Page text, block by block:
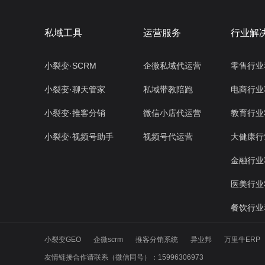
私域工具
小裂变·SCRM
小裂变·聊天管家
小裂变·推客分销
小裂变·视频号助手
运营服务
企微私域代运营
私域带教陪跑
微信小店代运营
视频号代运营
行业解
零售行
电商行
教育行
大健康
金融行
医美行
餐饮行
小裂变GEO 企微scrm 推客分销系统 异业邦 万里牛ERP
友情链接合作请联系（微信同号）：15996306973